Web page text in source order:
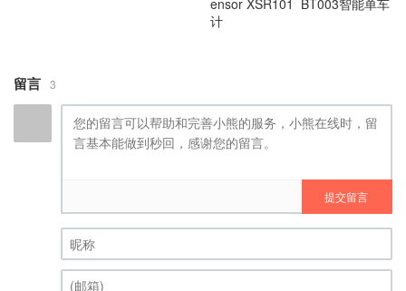
计
留言 3
提交留言
昵称 (必填)